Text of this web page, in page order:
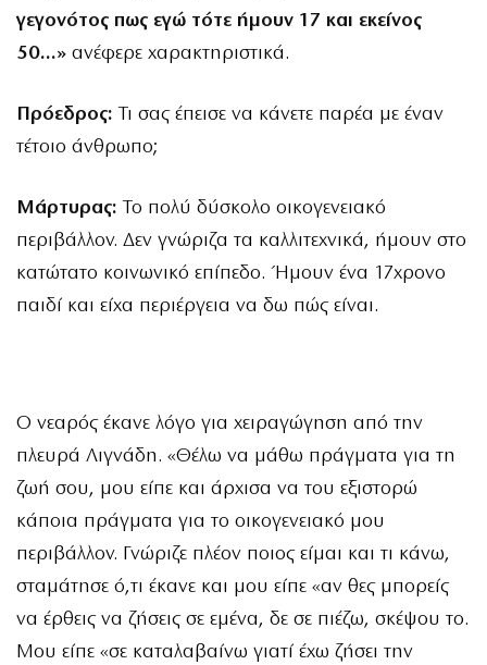
γεγονότος πως εγώ τότε ήμουν 17 και εκείνος
50…» ανέφερε χαρακτηριστικά.
Πρόεδρος:Τι σας έπεισε να κάνετε παρέα με έναν
τέτοιο άνθρωπο;
Μάρτυρας: Το πολύ δύσκολο οικογενειακό
περιβάλλον. Δεν γνώριζα τα καλλιτεχνικά, ήμουν στο
κατώτατο κοινωνικό επίπεδο. Ήμουν ένα 17χρονο
παιδί και είχα περιέργεια να δω πώς είναι.
Ο νεαρός έκανε λόγο για χειραγώγηση από την
πλευρά Λιγνάδη. «Θέλω να μάθω πράγματα για τη
ζωή σου, μου είπε και άρχισα να του εξιστορώ
κάποια πράγματα για το οικογενειακό μου
περιβάλλον. Γνώριζε πλέον ποιος είμαι και τι κάνω,
σταμάτησε ό,τι έκανε και μου είπε «αν θες μπορείς
να έρθεις να ζήσεις σε εμένα, δε σε πιέζω, σκέψου το.
Μου είπε «σε καταλαβαίνω γιατί έχω ζήσει την